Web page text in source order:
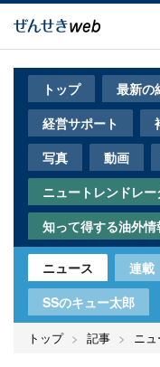
メ
トップ 最新の
経営サポート
写真
動画
ニュートレンドレー
知って得する油外情
ニュース 連載
SSのキュー太郎
トップ 記事 ニ